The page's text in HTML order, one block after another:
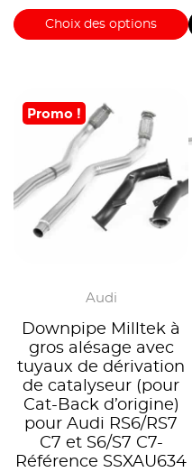
Choix des options
Promo !
Audi
Downpipe Milltek à
gros alésage avec
tuyaux de dérivation
de catalyseur (pour
Cat-Back d’origine)
pour Audi RS6/RS7
C7 et S6/S7 C7-
Référence SSXAU634